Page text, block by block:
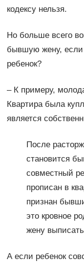
кодексу нельзя.
Но больше всего
бывшую жену, если
ребенок?
– К примеру,
Квартира была
является
После
становится
совместный
прописан в
признан
это кровное
жену
А если ребенок